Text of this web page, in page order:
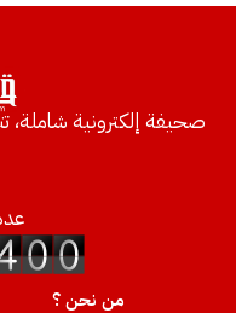
صحيفة إلكترونية شاملة،
من نحن ؟